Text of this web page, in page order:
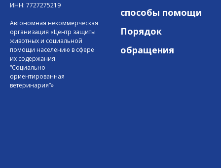
ИНН: 7727275219
Автономная некоммерческая
организация «Центр защиты
животных и социальной
помощи населению в сфере
их содержания
“Социально
ориентированная
ветеринария”»
способы помощи
Порядок
обращения